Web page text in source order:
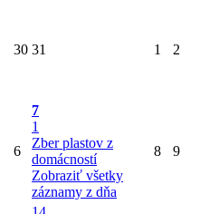
30 31 1 2
6
7
1
Zber plastov z
domácností
Zobraziť všetky
záznamy z dňa
8 9